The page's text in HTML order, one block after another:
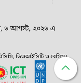
৬ আগস্ট, ২০২৬ এ
ডিওআইসিটি ও বেসিস।